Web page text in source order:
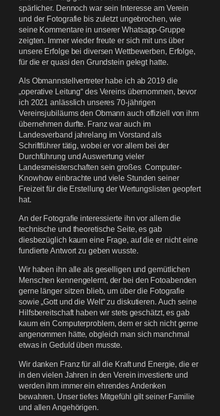
spärlicher. Dennoch war sein Interesse am Verein
und der Fotografie bis zuletzt ungebrochen, wie
seine Kommentare in unserer Whatsapp-Gruppe
zeigten. Immer wieder freute er sich mit uns über
unsere Erfolge bei diversen Wettbewerben, Erfolge,
für die er quasi den Grundstein gelegt hatte.
Als Obmannstellvertreter habe ich ab 2019 die
„operative Leitung“ des Vereins übernommen, bevor
ich 2021 anlässlich unseres 70-jährigen
Vereinsjubiläums den Obmann auch offiziell von ihm
übernehmen durfte. Franz war auch im
Landesverband jahrelang im Vorstand als
Schriftführer tätig, wobei er vor allem bei der
Durchführung und Auswertung vieler
Landesmeisterschaften sein großes Computer-
Knowhow einbrachte und viele Stunden seiner
Freizeit für die Erstellung der Wertungslisten geopfert
hat.
An der Fotografie interessierte ihn vor allem die
technische und theoretische Seite, es gab
diesbezüglich kaum eine Frage, auf die er nicht eine
fundierte Antwort zu geben wusste.
Wir haben ihn alle als geselligen und gemütlichen
Menschen kennengelernt, der bei den Fotoabenden
gerne länger sitzen blieb, um über die Fotografie
sowie „Gott und die Welt“ zu diskutieren. Auch seine
Hilfsbereitschaft haben wir stets geschätzt, es gab
kaum ein Computerproblem, dem er sich nicht gerne
angenommen hätte, obgleich man sich manchmal
etwas in Geduld üben musste.
Wir danken Franz für all die Kraft und Energie, die er
in den vielen Jahren in den Verein investierte und
werden ihm immer ein ehrendes Andenken
bewahren. Unser tiefes Mitgefühl gilt seiner Familie
und allen Angehörigen.